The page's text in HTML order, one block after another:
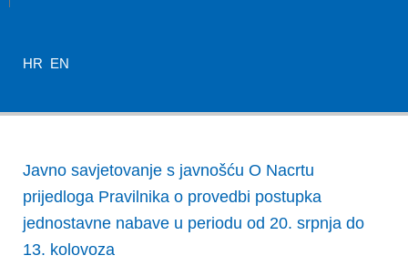
HR EN
Javno savjetovanje s javnošću O Nacrtu
prijedloga Pravilnika o provedbi postupka
jednostavne nabave u periodu od 20. srpnja do
13. kolovoza